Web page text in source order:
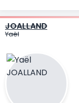
JOALLAND
Yaël